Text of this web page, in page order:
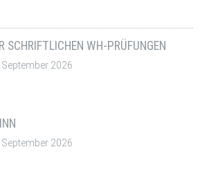
SCHRIFTLICHEN WH-PRÜFUNGEN
2026
2026